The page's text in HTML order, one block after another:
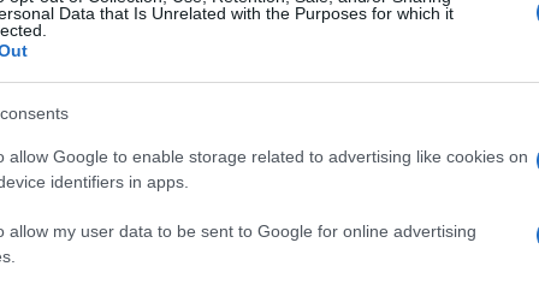
Data that Is Unrelated with the Purposes for which it
allow Google to enable storage related to advertising like cookies on
identifiers in apps.
allow my user data to be sent to Google for online advertising
20 metri, largo 2-3 metri e lungo una
a una sella. Da qui inizia l’ultimo tratto
impegnativi e tratti esposti su rocce
ricompensati da un panorama a 360° che
Il ritorno avverrà sul percorso che